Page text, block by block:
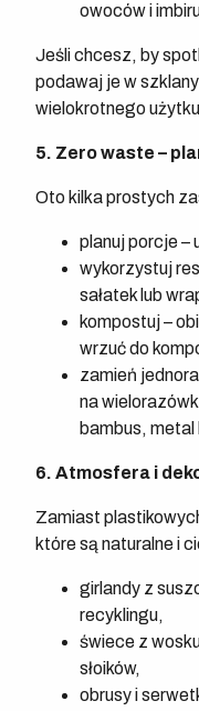
owoców i
Jeśli chcesz, by
podawaj je w
wielokrotnego
5. Zero waste –
Oto kilka prostych
planuj porcje –
wykorzystuj
sałatek lub
kompostuj –
wrzuć do
zamień
na
bambus, metal
6. Atmosfera i
Zamiast
które są naturalne i
girlandy z
recyklingu,
świece z
słoików,
obrusy i